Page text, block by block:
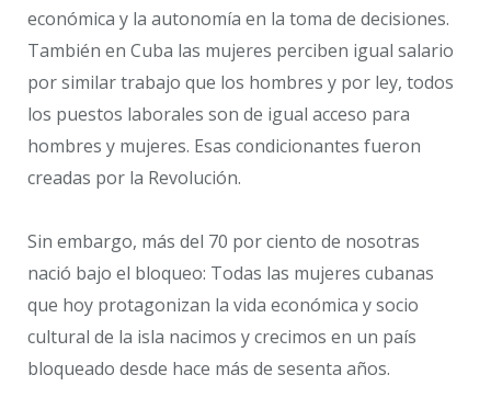
económica y la autonomía en la toma de decisiones.
También en Cuba las mujeres perciben igual salario
por similar trabajo que los hombres y por ley, todos
los puestos laborales son de igual acceso para
hombres y mujeres. Esas condicionantes fueron
creadas por la Revolución.
Sin embargo, más del 70 por ciento de nosotras
nació bajo el bloqueo: Todas las mujeres cubanas
que hoy protagonizan la vida económica y socio
cultural de la isla nacimos y crecimos en un país
bloqueado desde hace más de sesenta años.